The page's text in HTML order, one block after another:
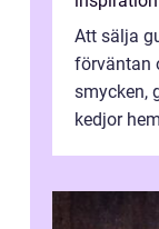
Att sälja
förväntan
smycken,
kedjor